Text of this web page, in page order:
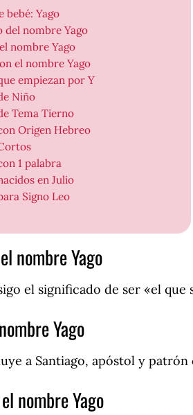
bebé: Yago
del nombre Yago
nombre Yago
el nombre Yago
empiezan por Y
Niño
Tema Tierno
Origen Hebreo
1 palabra
en Julio
Signo Leo
nombre Yago
el significado de ser «el que
Yago
a Santiago, apóstol y
nombre Yago